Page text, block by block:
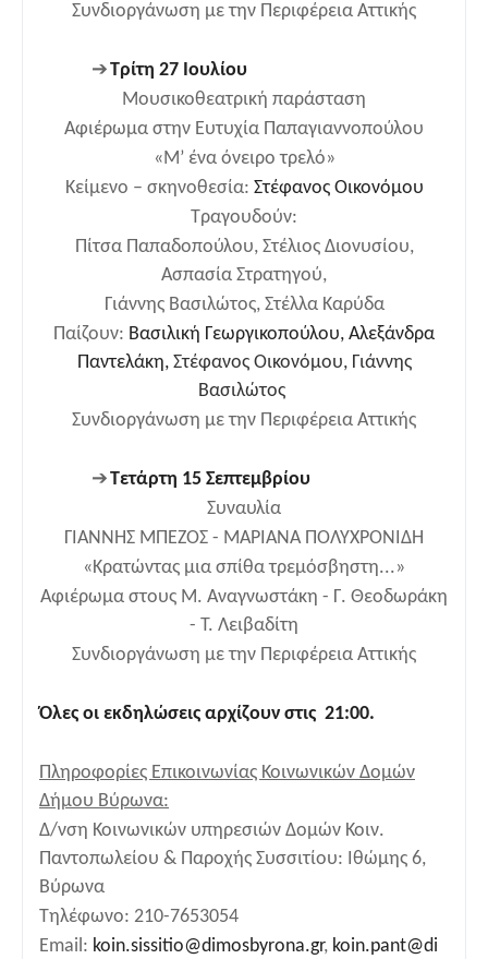
Συνδιοργάνωση με την Περιφέρεια Αττικής
➔Τρίτη 27 Ιουλίου
Μουσικοθεατρική παράσταση
Αφιέρωμα στην Ευτυχία Παπαγιαννοπούλου
«Μ’ ένα όνειρο τρελό»
Κείμενο – σκηνοθεσία: Στέφανος Οικονόμου
Τραγουδούν:
Πίτσα Παπαδοπούλου, Στέλιος Διονυσίου,
Ασπασία Στρατηγού,
Γιάννης Βασιλώτος, Στέλλα Καρύδα
Παίζουν: Βασιλική Γεωργικοπούλου, Αλεξάνδρα
Παντελάκη, Στέφανος Οικονόμου, Γιάννης
Βασιλώτος
Συνδιοργάνωση με την Περιφέρεια Αττικής
➔Τετάρτη 15 Σεπτεμβρίου
Συναυλία
ΓΙΑΝΝΗΣ ΜΠΕΖΟΣ - ΜΑΡΙΑΝΑ ΠΟΛΥΧΡΟΝΙΔΗ
«Κρατώντας μια σπίθα τρεμόσβηστη...»
Αφιέρωμα στους Μ. Αναγνωστάκη - Γ. Θεοδωράκη
- Τ. Λειβαδίτη
Συνδιοργάνωση με την Περιφέρεια Αττικής
Όλες οι εκδηλώσεις αρχίζουν στις 21:00.
Πληροφορίες Επικοινωνίας Κοινωνικών Δομών
Δήμου Βύρωνα:
Δ/νση Κοινωνικών υπηρεσιών Δομών Κοιν.
Παντοπωλείου & Παροχής Συσσιτίου: Ιθώμης 6,
Βύρωνα
Τηλέφωνο: 210-7653054
Email: koin.sissitio@dimosbyrona.gr, koin.pant@di